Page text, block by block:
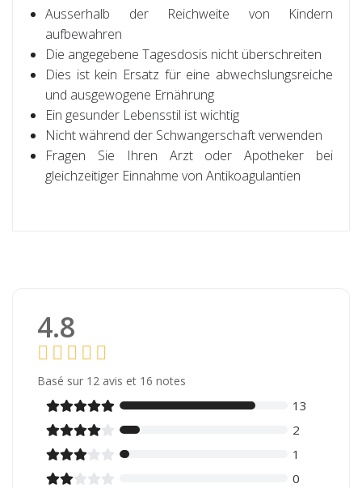
Ausserhalb der Reichweite von Kindern
aufbewahren
Die angegebene Tagesdosis nicht überschreiten
Dies ist kein Ersatz für eine abwechslungsreiche
und ausgewogene Ernährung
Ein gesunder Lebensstil ist wichtig
Nicht während der Schwangerschaft verwenden
Fragen Sie Ihren Arzt oder Apotheker bei
gleichzeitiger Einnahme von Antikoagulantien
4.8
Basé sur 12 avis et 16 notes
 13
 2
 1
 0